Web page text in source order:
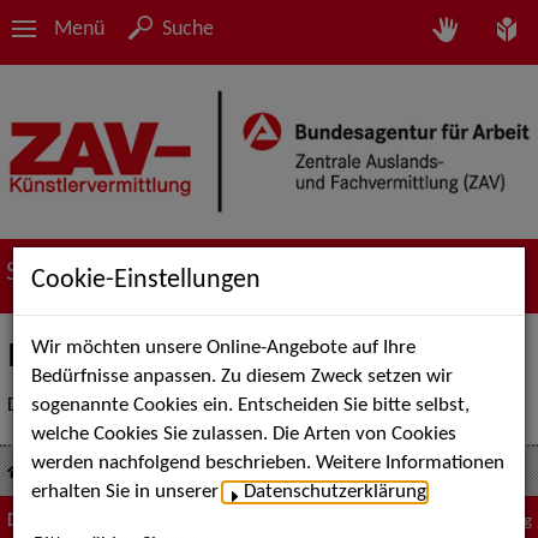
Menü Suche
Suche nach Künstler*innen
Inaktive Sedcard
Diese Künstler*innen-Sedcard ist momentan nicht aktiv.
Suche nach Künstler*innen Kathleen Krause
Diese Seite Zum Seitenanfang
Cookie-Einstellungen
Wir möchten unsere Online-Angebote auf Ihre
Bedürfnisse anpassen. Zu diesem Zweck setzen wir
sogenannte Cookies ein. Entscheiden Sie bitte selbst,
welche Cookies Sie zulassen. Die Arten von Cookies
werden nachfolgend beschrieben. Weitere Informationen
erhalten Sie in unserer
Datenschutzerklärung